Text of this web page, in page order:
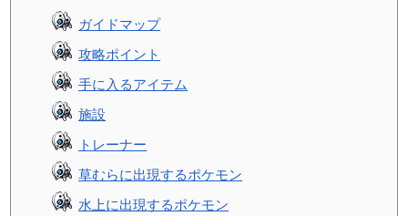
ガイドマップ
攻略ポイント
手に入るアイテム
施設
トレーナー
草むらに出現するポケモン
水上に出現するポケモン